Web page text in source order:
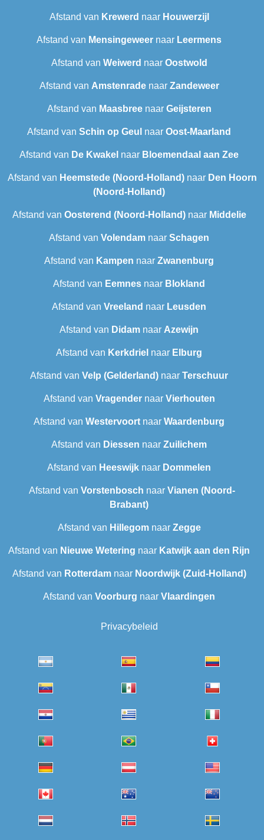
Afstand van Krewerd naar Houwerzijl
Afstand van Mensingeweer naar Leermens
Afstand van Weiwerd naar Oostwold
Afstand van Amstenradenaar Zandeweer
Afstand van Maasbreenaar Geijsteren
Afstand van Schin op Geul naar Oost-Maarland
Afstand van De Kwakel naar Bloemendaal aan Zee
Afstand van Heemstede (Noord-Holland)naar Den Hoorn
(Noord-Holland)
Afstand van Oosterend (Noord-Holland)naar Middelie
Afstand van Volendam naar Schagen
Afstand van Kampen naar Zwanenburg
Afstand van Eemnes naar Blokland
Afstand van Vreeland naar Leusden
Afstand van Didam naar Azewijn
Afstand van Kerkdriel naar Elburg
Afstand van Velp (Gelderland) naar Terschuur
Afstand van Vragendernaar Vierhouten
Afstand van Westervoort naar Waardenburg
Afstand van Diessen naar Zuilichem
Afstand van Heeswijk naar Dommelen
Afstand van Vorstenbosch naar Vianen (Noord-
Brabant)
Afstand van Hillegomnaar Zegge
Afstand van Nieuwe Wetering naar Katwijk aan den Rijn
Afstand van Rotterdamnaar Noordwijk (Zuid-Holland)
Afstand van Voorburg naar Vlaardingen
Privacybeleid